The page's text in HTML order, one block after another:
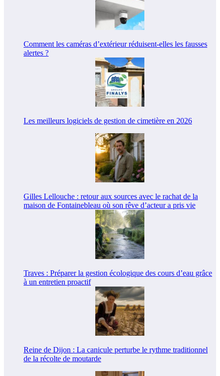
Comment les caméras d’extérieur réduisent-elles les fausses
alertes ?
Les meilleurs logiciels de gestion de cimetière en 2026
Gilles Lellouche : retour aux sources avec le rachat de la
maison de Fontainebleau où son rêve d’acteur a pris vie
Traves : Préparer la gestion écologique des cours d’eau grâce
à un entretien proactif
Reine de Dijon : La canicule perturbe le rythme traditionnel
de la récolte de moutarde